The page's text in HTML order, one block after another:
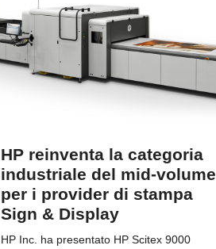
HP reinventa la categoria
industriale del mid-volume
per i provider di stampa
Sign & Display
HP Inc. ha presentato HP Scitex 9000